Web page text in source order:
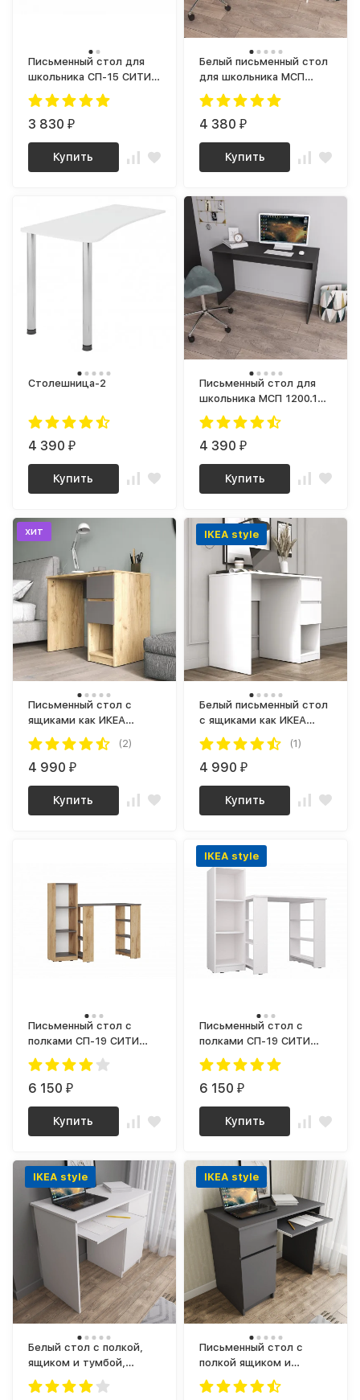
Письменный стол для
школьника СП-15 СИТИ
ЛДСП Белый
3 830₽
Купить
Белый письменный стол
для школьника МСП
1200.1 (МП/3) МС Мори
4 380₽
Купить
Столешница-2
4 390₽
Купить
Письменный стол для
школьника МСП 1200.1
(МП) Графит, МС Мори
4 390₽
Купить
хит
Письменный стол с
ящиками как ИКЕА
КАЛЛАКС (IKEA KALLAX)
СП-18 сити графит / дуб
крафт золотой
(2)
4 990₽
Купить
IKEA style
Белый письменный стол
с ящиками как ИКЕА
КАЛЛАКС (IKEA KALLAX)
СП-18 сити
(1)
4 990₽
Купить
Письменный стол с
полками СП-19 СИТИ
ЛДСП Графит / корпус
дуб Крафт золотой
6 150₽
Купить
IKEA style
Письменный стол с
полками СП-19 СИТИ
ЛДСП Белый / корпус
Белый
6 150₽
Купить
IKEA style
Белый стол с полкой,
ящиком и тумбой,
аналог ИКЕА ЭЙЛЕР (IKEA
EJLER) МС-1 правый
IKEA style
Письменный стол с
полкой ящиком и
тумбой, аналог ИКЕА
ЭЙЛЕР (IKEA EJLER) МС-1